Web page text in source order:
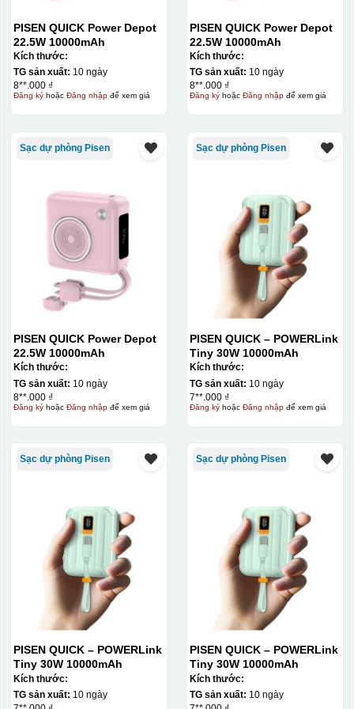
PISEN QUICK Power Depot
22.5W 10000mAh
Kích thước:
TG sản xuất: 10 ngày
8**.000 ₫
Đăng kýhoặc Đăng nhậpđể xem giá
PISEN QUICK Power Depot
22.5W 10000mAh
Kích thước:
TG sản xuất: 10 ngày
8**.000 ₫
Đăng kýhoặc Đăng nhậpđể xem giá
Sạc dự phòng Pisen
PISEN QUICK Power Depot
22.5W 10000mAh
Kích thước:
TG sản xuất: 10 ngày
8**.000 ₫
Đăng kýhoặc Đăng nhậpđể xem giá
Sạc dự phòng Pisen
PISEN QUICK – POWERLink
Tiny 30W 10000mAh
Kích thước:
TG sản xuất: 10 ngày
7**.000 ₫
Đăng kýhoặc Đăng nhậpđể xem giá
Sạc dự phòng Pisen
PISEN QUICK – POWERLink
Tiny 30W 10000mAh
Kích thước:
TG sản xuất: 10 ngày
Sạc dự phòng Pisen
PISEN QUICK – POWERLink
Tiny 30W 10000mAh
Kích thước:
TG sản xuất: 10 ngày